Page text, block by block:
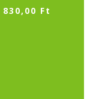
830,00 Ft